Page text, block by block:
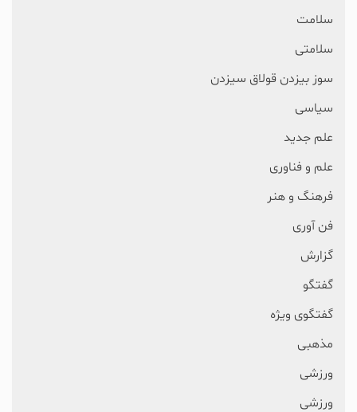
سلامت
سلامتی
سوز بیزدن قولاق سیزدن
سیاسی
علم جدید
علم و فناوری
فرهنگ و هنر
فن آوری
گزارش
گفتگو
گفتگوی ویژه
مذهبی
ورزشی
ورزشی